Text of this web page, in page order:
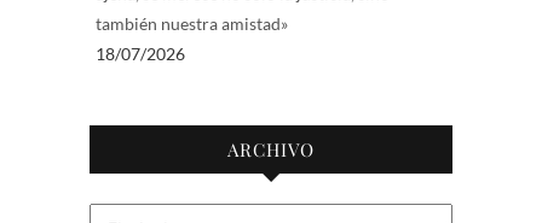
también nuestra amistad»
18/07/2026
ARCHIVO